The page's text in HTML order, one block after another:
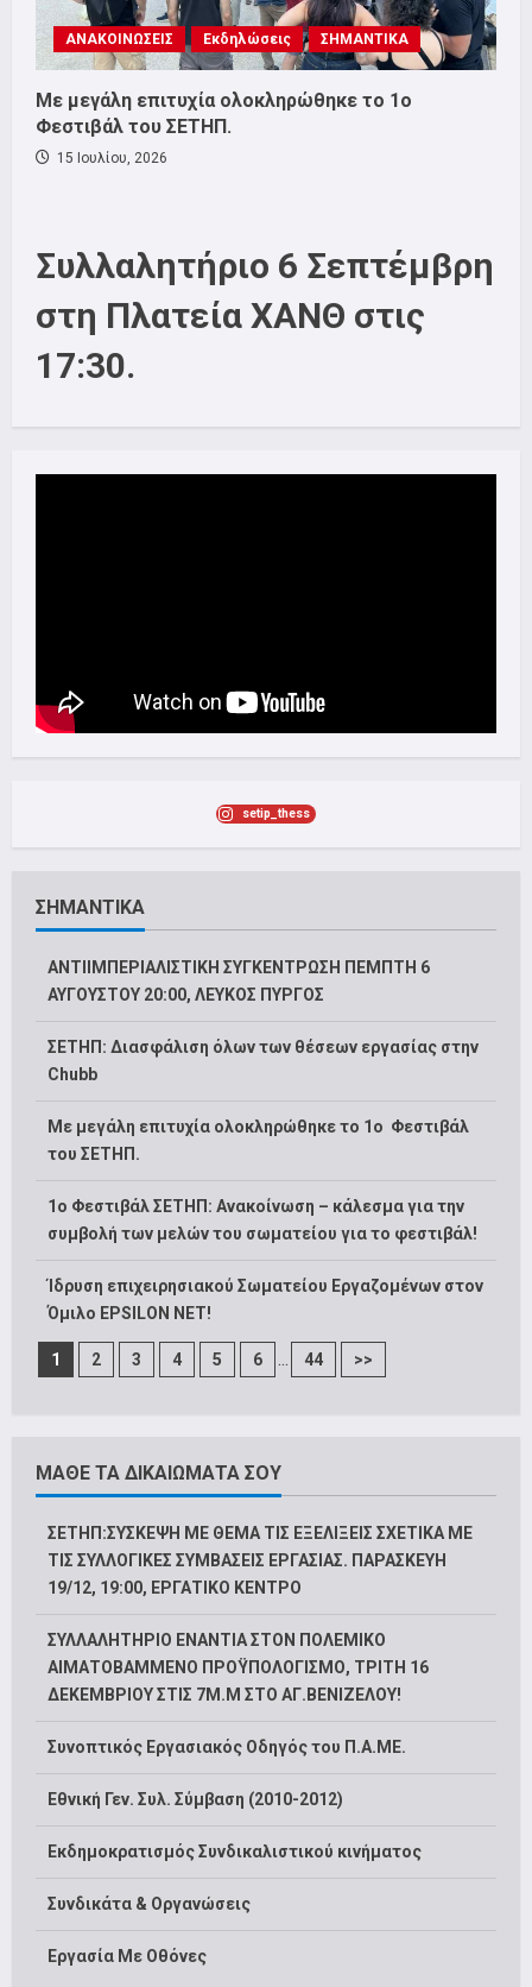
ΑΝΑΚΟΙΝΩΣΕΙΣ Εκδηλώσεις ΣΗΜΑΝΤΙΚΑ
Με μεγάλη επιτυχία ολοκληρώθηκε το 1ο
Φεστιβάλ του ΣΕΤΗΠ.
15 Ιουλίου, 2026
Συλλαλητήριο 6 Σεπτέμβρη
στη Πλατεία ΧΑΝΘ στις
17:30.
setip_thess
ΣΗΜΑΝΤΙΚΑ
ΑΝΤΙΙΜΠΕΡΙΑΛΙΣΤΙΚΗ ΣΥΓΚΕΝΤΡΩΣΗ ΠΕΜΠΤΗ 6
ΑΥΓΟΥΣΤΟΥ 20:00, ΛΕΥΚΟΣ ΠΥΡΓΟΣ
ΣΕΤΗΠ: Διασφάλιση όλων των θέσεων εργασίας στην
Chubb
Με μεγάλη επιτυχία ολοκληρώθηκε το 1ο Φεστιβάλ
του ΣΕΤΗΠ.
1o Φεστιβάλ ΣΕΤΗΠ: Ανακοίνωση – κάλεσμα για την
συμβολή των μελών του σωματείου για το φεστιβάλ!
Ίδρυση επιχειρησιακού Σωματείου Εργαζομένων στον
Όμιλο EPSILON NET!
1 2 3 4 5 6 44 >>
ΜΑΘΕ ΤΑ ΔΙΚΑΙΩΜΑΤΑ ΣΟΥ
ΣΕΤΗΠ:ΣΥΣΚΕΨΗ ΜΕ ΘΕΜΑ ΤΙΣ ΕΞΕΛΙΞΕΙΣ ΣΧΕΤΙΚΑ ΜΕ
ΤΙΣ ΣΥΛΛΟΓΙΚΕΣ ΣΥΜΒΑΣΕΙΣ ΕΡΓΑΣΙΑΣ. ΠΑΡΑΣΚΕΥΗ
19/12, 19:00, ΕΡΓΑΤΙΚΟ ΚΕΝΤΡΟ
ΣΥΛΛΑΛΗΤΗΡΙΟ ΕΝΑΝΤΙΑ ΣΤΟΝ ΠΟΛΕΜΙΚΟ
ΑΙΜΑΤΟΒΑΜΜΕΝΟ ΠΡΟΫΠΟΛΟΓΙΣΜΟ, ΤΡΙΤΗ 16
ΔΕΚΕΜΒΡΙΟΥ ΣΤΙΣ 7Μ.Μ ΣΤΟ ΑΓ.ΒΕΝΙΖΕΛΟΥ!
Συνοπτικός Εργασιακός Οδηγός του Π.Α.ΜΕ.
Εθνική Γεν. Συλ. Σύμβαση (2010-2012)
Εκδημοκρατισμός Συνδικαλιστικού κινήματος
Συνδικάτα & Οργανώσεις
Εργασία Με Οθόνες